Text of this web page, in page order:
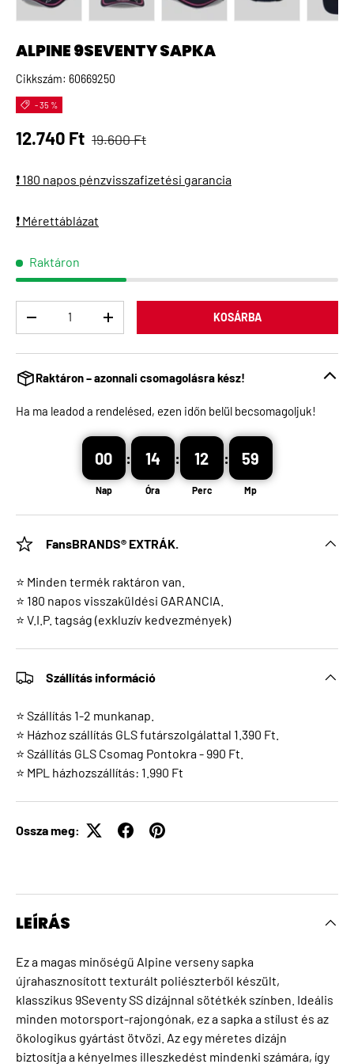
ALPINE 9SEVENTY SAPKA
Cikkszám: 60669250
- 35 %
Eladási ár
12.740 Ft Normál ár
19.600 Ft
❗ 180 napos pénzvisszafizetési garancia
❗ Mérettáblázat
Raktáron
KOSÁRBA
Raktáron – azonnali csomagolásra kész!
Ha ma leadod a rendelésed, ezen időn belül becsomagoljuk!
00
Nap
: 14
Óra
: 12
Perc
: 59
Mp
FansBRANDS® EXTRÁK.
⭐ Minden termék raktáron van.
⭐ 180 napos visszaküldési GARANCIA.
⭐ V.I.P. tagság (exkluzív kedvezmények)
Szállítás információ
⭐ Szállítás 1-2 munkanap.
⭐ Házhoz szállítás GLS futárszolgálattal 1.390 Ft.
⭐ Szállítás GLS Csomag Pontokra - 990 Ft.
⭐ MPL házhozszállítás: 1.990 Ft
Ossza meg:
LEÍRÁS
Ez a magas minőségű Alpine verseny sapka
újrahasznosított texturált poliészterből készült,
klasszikus 9Seventy SS dizájnnal sötétkék színben. Ideális
minden motorsport-rajongónak, ez a sapka a stílust és az
ökologikus gyártást ötvözi. Az egy méretes dizájn
biztosítja a kényelmes illeszkedést mindenki számára, így